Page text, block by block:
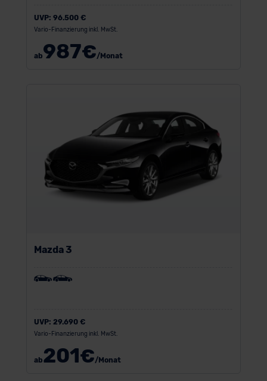
UVP: 96.500 €
Vario-Finanzierung inkl. MwSt.
ab987€/Monat
Mazda 3
UVP: 29.690 €
Vario-Finanzierung inkl. MwSt.
ab201€/Monat